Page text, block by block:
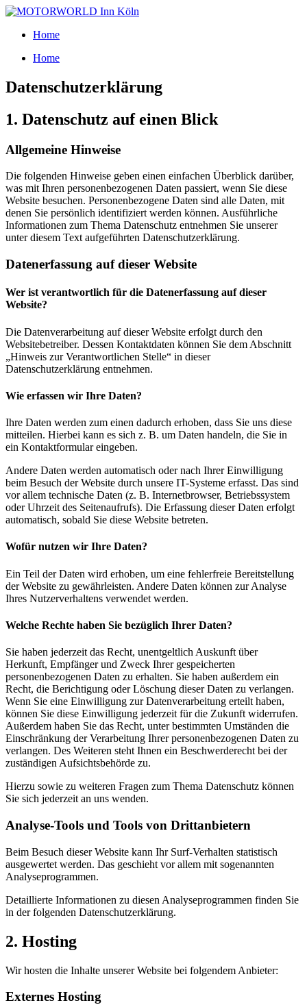
Skip
contentHome
Home
Datenschutzerklärung
1. Datenschutz auf einen Blick
Allgemeine Hinweise
Die folgenden Hinweise geben einen einfachen Überblick darüber,
was mit Ihren personenbezogenen Daten passiert, wenn Sie diese
Website besuchen. Personenbezogene Daten sind alle Daten, mit
denen Sie persönlich identifiziert werden können. Ausführliche
Informationen zum Thema Datenschutz entnehmen Sie unserer
unter diesem Text aufgeführten Datenschutzerklärung.
Datenerfassung auf dieser Website
Wer ist verantwortlich für die Datenerfassung auf dieser
Website?
Die Datenverarbeitung auf dieser Website erfolgt durch den
Websitebetreiber. Dessen Kontaktdaten können Sie dem Abschnitt
„Hinweis zur Verantwortlichen Stelle“ in dieser
Datenschutzerklärung entnehmen.
Wie erfassen wir Ihre Daten?
Ihre Daten werden zum einen dadurch erhoben, dass Sie uns diese
mitteilen. Hierbei kann es sich z. B. um Daten handeln, die Sie in
ein Kontaktformular eingeben.
Andere Daten werden automatisch oder nach Ihrer Einwilligung
beim Besuch der Website durch unsere IT-Systeme erfasst. Das sind
vor allem technische Daten (z. B. Internetbrowser, Betriebssystem
oder Uhrzeit des Seitenaufrufs). Die Erfassung dieser Daten erfolgt
automatisch, sobald Sie diese Website betreten.
Wofür nutzen wir Ihre Daten?
Ein Teil der Daten wird erhoben, um eine fehlerfreie Bereitstellung
der Website zu gewährleisten. Andere Daten können zur Analyse
Ihres Nutzerverhaltens verwendet werden.
Welche Rechte haben Sie bezüglich Ihrer Daten?
Sie haben jederzeit das Recht, unentgeltlich Auskunft über
Herkunft, Empfänger und Zweck Ihrer gespeicherten
personenbezogenen Daten zu erhalten. Sie haben außerdem ein
Recht, die Berichtigung oder Löschung dieser Daten zu verlangen.
Wenn Sie eine Einwilligung zur Datenverarbeitung erteilt haben,
können Sie diese Einwilligung jederzeit für die Zukunft widerrufen.
Außerdem haben Sie das Recht, unter bestimmten Umständen die
Einschränkung der Verarbeitung Ihrer personenbezogenen Daten zu
verlangen. Des Weiteren steht Ihnen ein Beschwerderecht bei der
zuständigen Aufsichtsbehörde zu.
Hierzu sowie zu weiteren Fragen zum Thema Datenschutz können
Sie sich jederzeit an uns wenden.
Analyse-Tools und Tools von Dritt­anbietern
Beim Besuch dieser Website kann Ihr Surf-Verhalten statistisch
ausgewertet werden. Das geschieht vor allem mit sogenannten
Analyseprogrammen.
Detaillierte Informationen zu diesen Analyseprogrammen finden Sie
in der folgenden Datenschutzerklärung.
2. Hosting
Wir hosten die Inhalte unserer Website bei folgendem Anbieter:
Externes Hosting